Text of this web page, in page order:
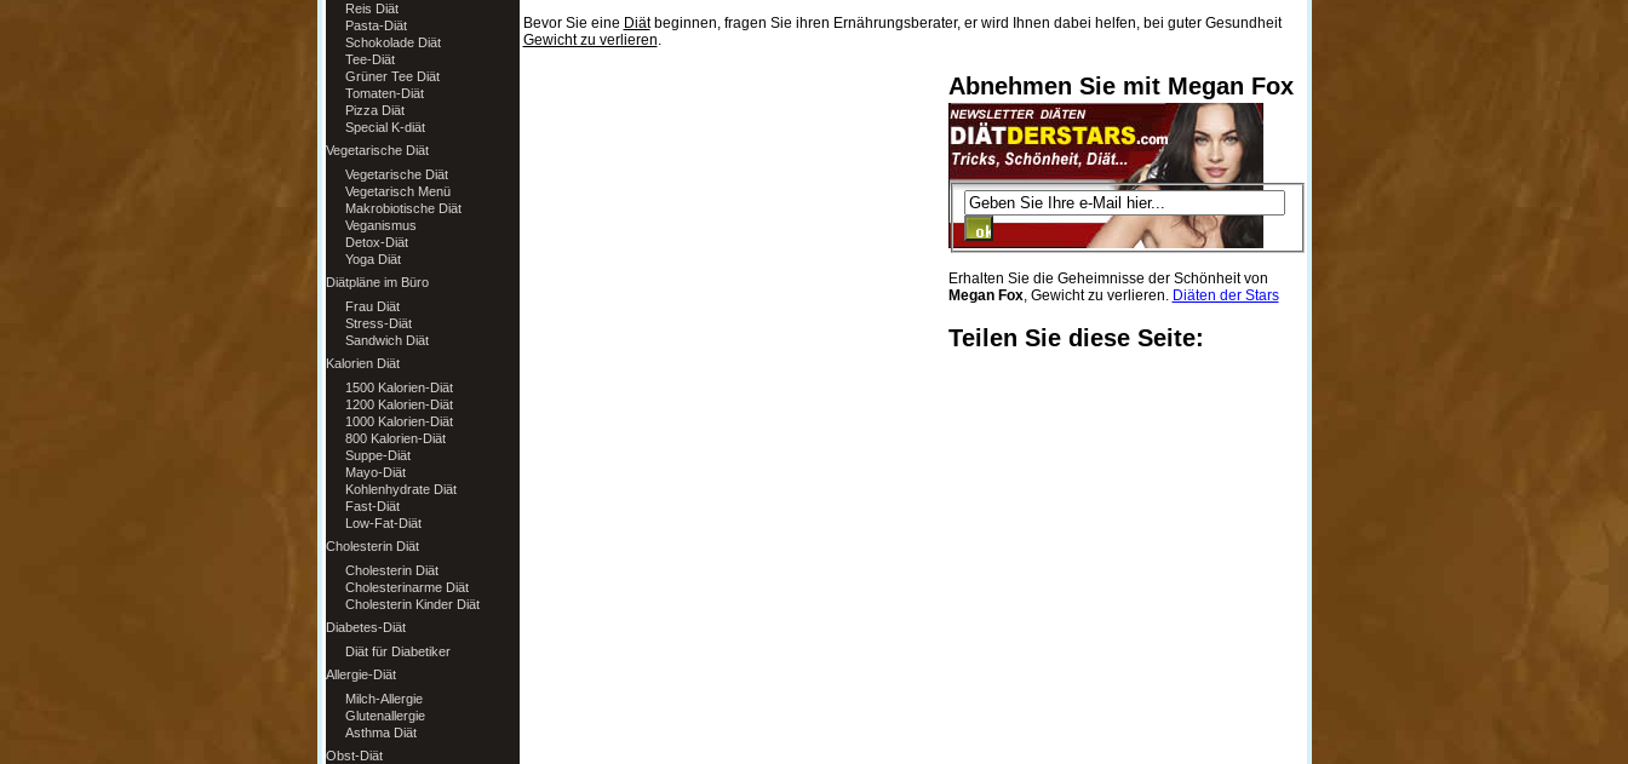
Reis Diät
Pasta-Diät
Schokolade Diät
Tee-Diät
Grüner Tee Diät
Tomaten-Diät
Pizza Diät
Special K-diät
Vegetarische Diät
Vegetarische Diät
Vegetarisch Menü
Makrobiotische Diät
Veganismus
Detox-Diät
Yoga Diät
Diätpläne im Büro
Frau Diät
Stress-Diät
Sandwich Diät
Kalorien Diät
1500 Kalorien-Diät
1200 Kalorien-Diät
1000 Kalorien-Diät
800 Kalorien-Diät
Suppe-Diät
Mayo-Diät
Kohlenhydrate Diät
Fast-Diät
Low-Fat-Diät
Cholesterin Diät
Cholesterin Diät
Cholesterinarme Diät
Cholesterin Kinder Diät
Diabetes-Diät
Diät für Diabetiker
Allergie-Diät
Milch-Allergie
Glutenallergie
Asthma Diät
Obst-Diät
Bevor Sie eine Diätbeginnen, fragen Sie ihren Ernährungsberater, er wird Ihnen dabei helfen, bei guter Gesundheit
Gewicht zu verlieren.
Abnehmen Sie mit Megan Fox
Erhalten Sie die Geheimnisse der Schönheit von
Megan Fox, Gewicht zu verlieren. Diäten der Stars
Teilen Sie diese Seite: